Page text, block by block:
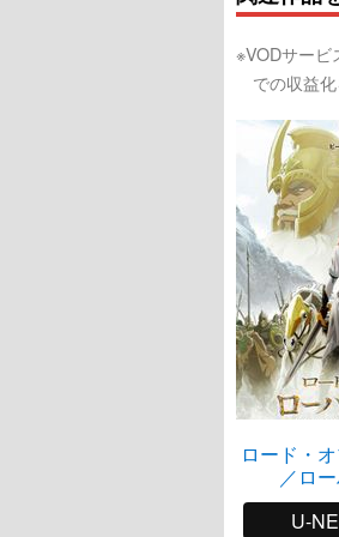
※VODサービ
での収益
ロード・
／ロ
U-